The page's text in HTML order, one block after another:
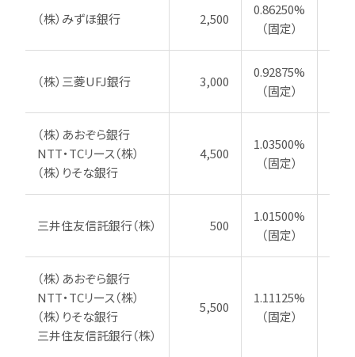
（株）みずほ銀行 2,500
0.86250%
（固定）
（株）三菱UFJ銀行 3,000
0.92875%
（固定）
（株）あおぞら銀行
NTT・TCリース（株）
（株）りそな銀行
4,500
1.03500%
（固定）
三井住友信託銀行（株） 500
1.01500%
（固定）
（株）あおぞら銀行
NTT・TCリース（株）
（株）りそな銀行
三井住友信託銀行（株）
5,500
1.11125%
（固定）